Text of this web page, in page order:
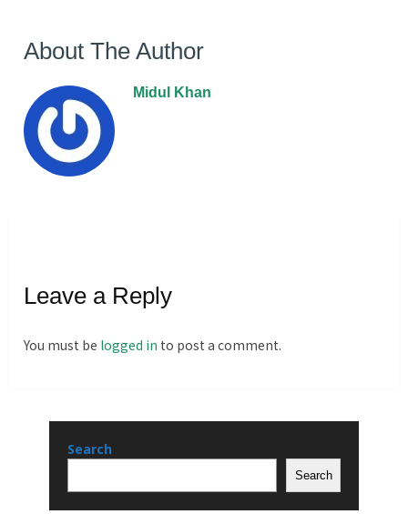
About The Author
Midul Khan
Leave a Reply
You must be logged in to post a comment.
Search
Search